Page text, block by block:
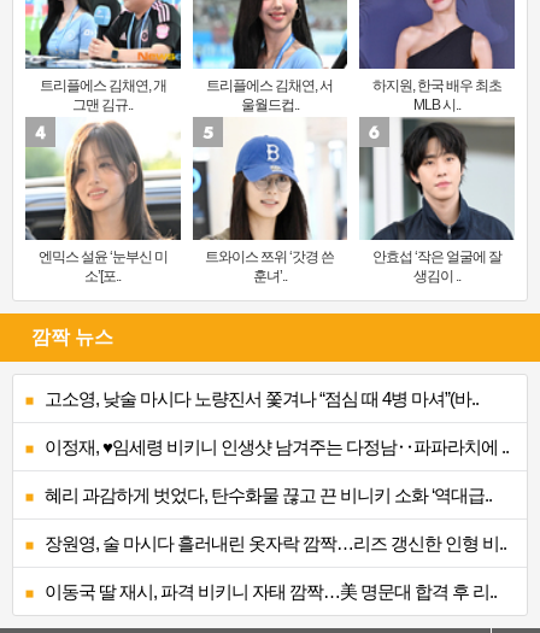
트리플에스 김채연, 개
그맨 김규..
트리플에스 김채연, 서
울월드컵..
하지원, 한국 배우 최초
MLB 시..
엔믹스 설윤 ‘눈부신 미
소’[포..
트와이스 쯔위 ‘갓경 쓴
훈녀’..
안효섭 ‘작은 얼굴에 잘
생김이 ..
깜짝 뉴스
고소영, 낮술 마시다 노량진서 쫓겨나 “점심 때 4병 마셔”(바..
이정재, ♥임세령 비키니 인생샷 남겨주는 다정남‥파파라치에 ..
혜리 과감하게 벗었다, 탄수화물 끊고 끈 비니키 소화 ‘역대급..
장원영, 술 마시다 흘러내린 옷자락 깜짝…리즈 갱신한 인형 비..
이동국 딸 재시, 파격 비키니 자태 깜짝…美 명문대 합격 후 리..